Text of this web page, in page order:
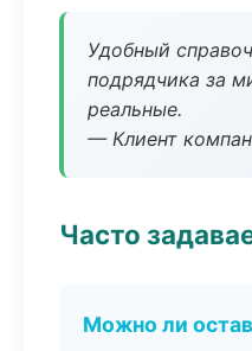
Удобный
подрядчика за
реальные.
— Клиент
Часто
Можно ли